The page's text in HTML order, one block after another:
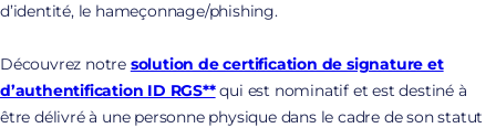
d’identité, le hameçonnage/phishing.
Découvrez notre solution de certification de signature et
d’authentification ID RGS**qui est nominatif et est destiné à
être délivré à une personne physique dans le cadre de son statut